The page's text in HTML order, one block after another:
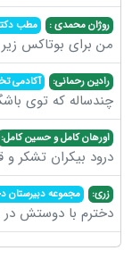
روژان محمدی : مطب
من برای بوتاکس
رادین رحمانی: آکادمی
چندساله که توی
اورهان کامل و حسین کامل:
درود بیکران تشکر و
زری: مجموعه دبیرستان
دخترم با دوستش